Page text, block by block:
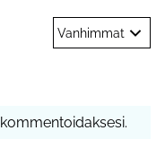
Vanhimmat
kommentoidaksesi.